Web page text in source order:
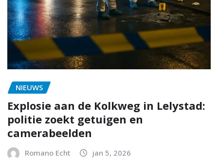
NIEUWS
Explosie aan de Kolkweg in Lelystad:
politie zoekt getuigen en
camerabeelden
Romano Echt jan 5, 2026